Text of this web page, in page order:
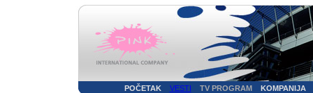
POČETAK VESTI TV PROGRAM KOMPANIJA